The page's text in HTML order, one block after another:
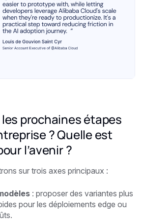
prochaines étapes
? Quelle est
l’avenir ?
sur trois axes principaux :
: proposer des variantes plus
pour les déploiements edge ou